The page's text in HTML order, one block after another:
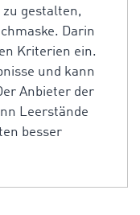
gestalten,
Darin
Kriterien ein.
und kann
Anbieter der
Leerstände
besser